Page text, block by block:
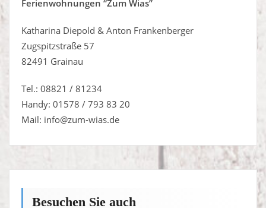
Besuchen Sie auch
Haus Frankenberger
Schwarzenkopfhäusl